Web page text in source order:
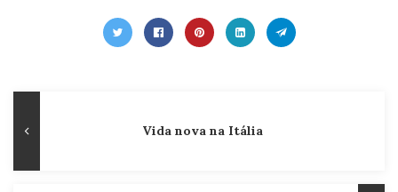
de
Post
Publicação
Vida nova na Itália